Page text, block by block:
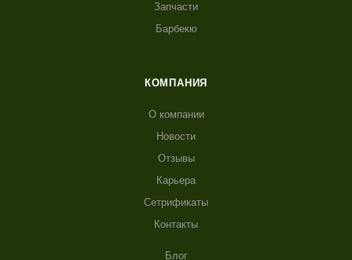
Запчасти
Барбекю
КОМПАНИЯ
О компании
Новости
Отзывы
Карьера
Сетрификаты
Контакты
Блог